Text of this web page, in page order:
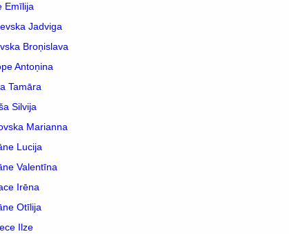
Emīlija
Jadviga
Broņislava
Antoņina
Tamāra
Silvija
Marianna
Lucija
Valentīna
Irēna
Otīlija
Ilze